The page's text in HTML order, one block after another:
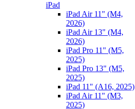
iPad
iPad Air 11" (M4,
2026)
iPad Air 13" (M4,
2026)
iPad Pro 11" (M5,
2025)
iPad Pro 13" (M5,
2025)
iPad 11" (A16, 2025)
iPad Air 11" (M3,
2025)